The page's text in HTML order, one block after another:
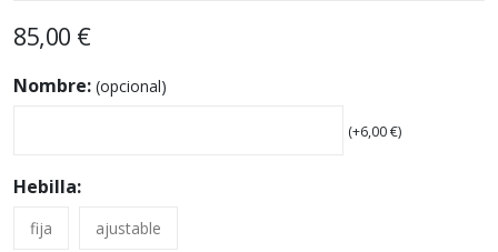
85,00 €
Nombre: (opcional)
(+6,00€)
Hebilla:
fija ajustable